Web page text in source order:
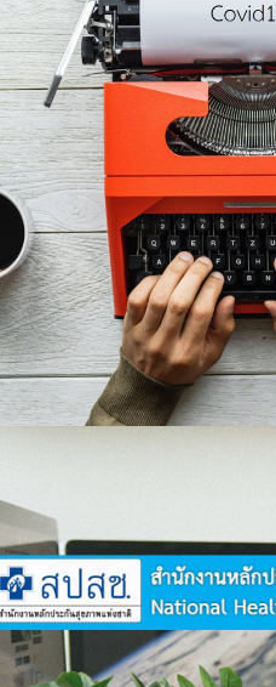
ระบบ ICN
คลิกเพื่อ
ระบบ สปสช (ตรวจ